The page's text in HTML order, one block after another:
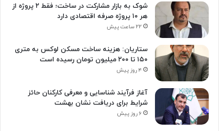
شوک به بازار مشارکت در ساخت؛ فقط ۲ پروژه از
هر ۱۰ پروژه صرفه اقتصادی دارد
۲۲ ساعت پیش
ستاریان: هزینه ساخت مسکن لوکس به متری
۱۵۰ تا ۲۰۰ میلیون تومان رسیده است
۴ روز پیش
آغاز فرآیند شناسایی و معرفی کارکنان حائز
شرایط برای دریافت نشان بهشت
۶ روز پیش